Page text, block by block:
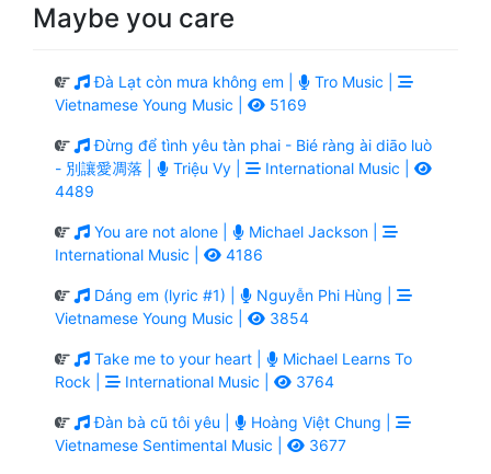
Maybe you care
Đà Lạt còn mưa không em |
Tro Music |
Vietnamese Young Music |
5169
Đừng để tình yêu tàn phai - Bié ràng ài diāo luò
- 別讓愛凋落 |
Triệu Vy |
International Music |
4489
You are not alone |
Michael Jackson |
International Music |
4186
Dáng em (lyric #1) |
Nguyễn Phi Hùng |
Vietnamese Young Music |
3854
Take me to your heart |
Michael Learns To
Rock |
International Music | 3764
Đàn bà cũ tôi yêu |
Hoàng Việt Chung |
Vietnamese Sentimental Music |
3677